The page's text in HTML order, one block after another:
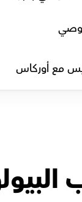
مع أوركاس